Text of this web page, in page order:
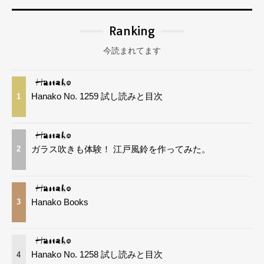
Ranking
今読まれてます
1 Hanako No. 1259 試し読みと目次
2 ガラス吹きも体験！ 江戸風鈴を作ってみた。
3 Hanako Books
4 Hanako No. 1258 試し読みと目次